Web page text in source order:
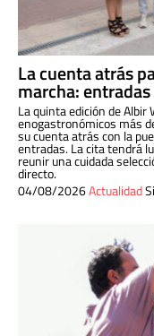
La cuenta atrás
marcha:
La quinta edición de Albir
enogastronómicos más
su cuenta atrás con la
entradas. La cita tendrá
reunir una cuidada
directo.
04/08/2026Actualidad